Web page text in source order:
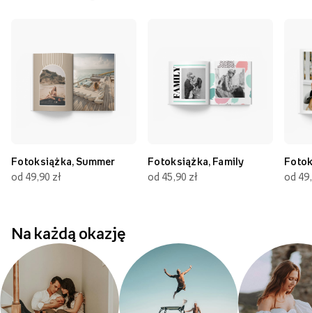
Fotoksiążka, Summer
od 49,90 zł
Fotoksiążka, Family
od 45,90 zł
od
Na każdą okazję